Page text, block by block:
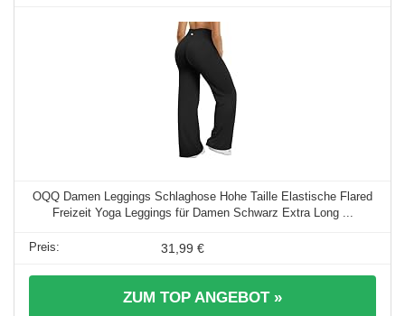
OQQ Damen Leggings Schlaghose Hohe Taille Elastische Flared
Freizeit Yoga Leggings für Damen Schwarz Extra Long ...
31,99 €
ZUM TOP ANGEBOT »